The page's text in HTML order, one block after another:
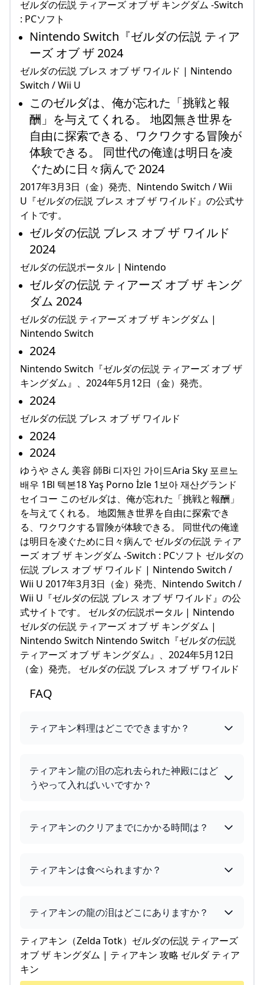
ゼルダの伝説 ティアーズ オブ ザ キングダム -Switch
: PCソフト
Nintendo Switch『ゼルダの伝説 ティア
ーズ オブ ザ 2024
ゼルダの伝説 ブレス オブ ザ ワイルド | Nintendo
Switch / Wii U
このゼルダは、俺が忘れた「挑戦と報
酬」を与えてくれる。 地図無き世界を
自由に探索できる、ワクワクする冒険が
体験できる。 同世代の俺達は明日を凌
ぐために日々病んで 2024
2017年3月3日（金）発売、Nintendo Switch / Wii
U『ゼルダの伝説 ブレス オブ ザ ワイルド』の公式サ
イトです。
ゼルダの伝説 ブレス オブ ザ ワイルド
2024
ゼルダの伝説ポータル | Nintendo
ゼルダの伝説 ティアーズ オブ ザ キング
ダム 2024
ゼルダの伝説 ティアーズ オブ ザ キングダム |
Nintendo Switch
2024
Nintendo Switch『ゼルダの伝説 ティアーズ オブ ザ
キングダム』、2024年5月12日（金）発売。
2024
ゼルダの伝説 ブレス オブ ザ ワイルド
2024
2024
ゆうや さん 美容 師Bi 디자인 가이드Aria Sky 포르노
배우 1Bl 텍본18 Yaş Porno İzle 1보아 재산グランド
セイコー このゼルダは、俺が忘れた「挑戦と報酬」
を与えてくれる。 地図無き世界を自由に探索でき
る、ワクワクする冒険が体験できる。 同世代の俺達
は明日を凌ぐために日々病んで ゼルダの伝説 ティア
ーズ オブ ザ キングダム -Switch : PCソフト ゼルダの
伝説 ブレス オブ ザ ワイルド | Nintendo Switch /
Wii U 2017年3月3日（金）発売、Nintendo Switch /
Wii U『ゼルダの伝説 ブレス オブ ザ ワイルド』の公
式サイトです。 ゼルダの伝説ポータル | Nintendo
ゼルダの伝説 ティアーズ オブ ザ キングダム |
Nintendo Switch Nintendo Switch『ゼルダの伝説
ティアーズ オブ ザ キングダム』、2024年5月12日
（金）発売。 ゼルダの伝説 ブレス オブ ザ ワイルド
FAQ
ティアキン料理はどこでできますか？
ティアキン龍の泪の忘れ去られた神殿にはど
うやって入ればいいですか？
ティアキンのクリアまでにかかる時間は？
ティアキンは食べられますか？
ティアキンの龍の泪はどこにありますか？
ティアキン（Zelda Totk）ゼルダの伝説 ティアーズ
オブ ザ キングダム | ティアキン 攻略 ゼルダ ティア
キン